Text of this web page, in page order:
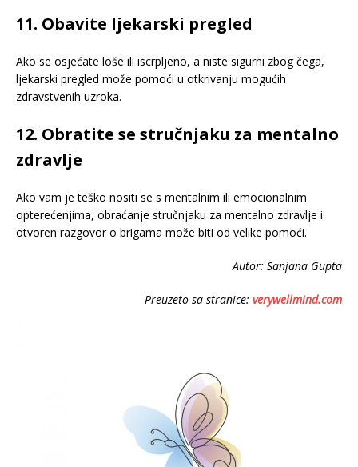
11. Obavite ljekarski pregled
Ako se osjećate loše ili iscrpljeno, a niste sigurni zbog čega,
ljekarski pregled može pomoći u otkrivanju mogućih
zdravstvenih uzroka.
12. Obratite se stručnjaku za mentalno
zdravlje
Ako vam je teško nositi se s mentalnim ili emocionalnim
opterećenjima, obraćanje stručnjaku za mentalno zdravlje i
otvoren razgovor o brigama može biti od velike pomoći.
Autor: Sanjana Gupta
Preuzeto sa stranice: verywellmind.com